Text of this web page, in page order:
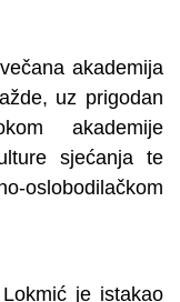
akademija
uz prigodan
akademije
sjećanja te
oslobodilačkom
je istakao